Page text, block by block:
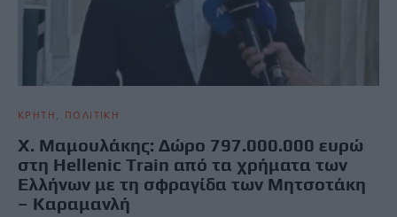
ΚΡΗΤΗ ΠΟΛΙΤΙΚΗ
Χ. Μαμουλάκης: Δώρο 797.000.000 ευρώ
στη Hellenic Train από τα χρήματα των
Ελλήνων με τη σφραγίδα των Μητσοτάκη
– Καραμανλή